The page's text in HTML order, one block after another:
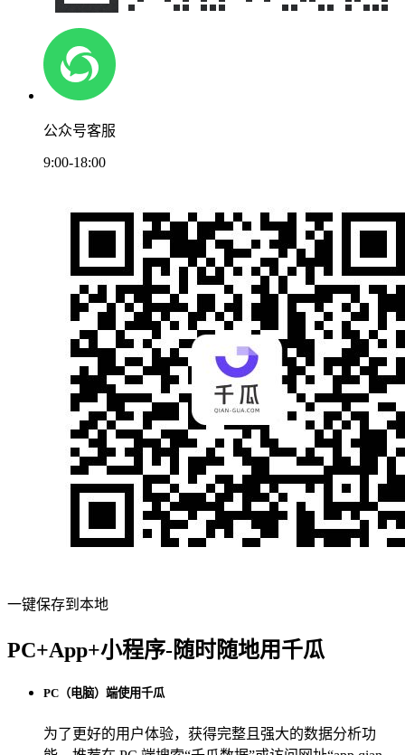
公众号客服
9:00-18:00
一键保存到本地
PC+App+小程序-随时随地用千瓜
PC（电脑）端使用千瓜
为了更好的用户体验，获得完整且强大的数据分析功